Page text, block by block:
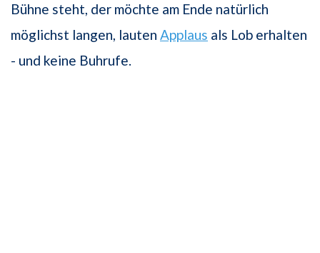
Bühne steht, der möchte am Ende natürlich
möglichst langen, lauten Applaus als Lob erhalten
- und keine Buhrufe.